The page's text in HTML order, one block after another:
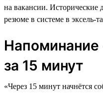
на вакансии.
резюме в системе в эксель-
Напоминание
за 15 минут
«Через 15 минут начнётся